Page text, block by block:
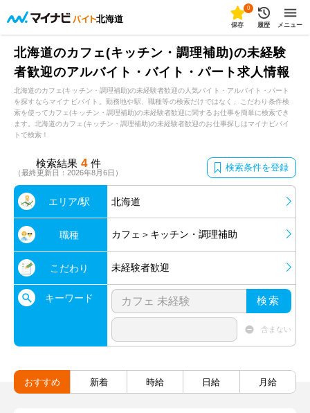
北海道
0
保存 履歴 メニュー
北海道のカフェ(キッチン・調理補助)の未経験
者歓迎のアルバイト・バイト・パート求人情報
北海道のカフェ(キッチン・調理補助)の未経験者歓迎の人気バイト・アルバイト・パート
を探すならマイナビバイト。勤務地や駅、職種等の検索だけではなく、こだわり条件検
索を使ってカフェ(キッチン・調理補助)の未経験者歓迎に関するお仕事を簡単に検索でき
ます。北海道のカフェ(キッチン・調理補助)の未経験者歓迎のお仕事探しはマイナビバイ
トで検索！
検索結果 4 件
（最終更新日：2026年8月6日） 検索条件を登録
エリア/駅 北海道
職種 カフェ＞キッチン・調理補助
こだわり 未経験者歓迎
キーワード 検索
含まない
おすすめ 新着 時給 日給 月給